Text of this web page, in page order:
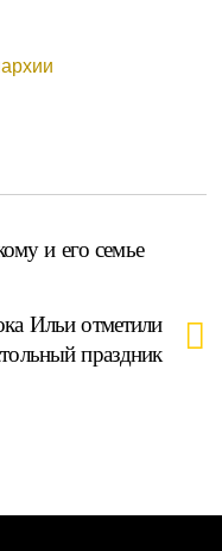
и его семье
Ильи отметили
праздник